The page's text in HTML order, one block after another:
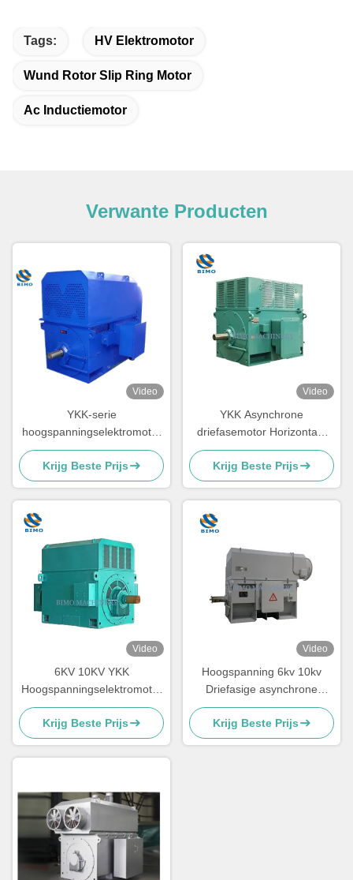
Tags: HV Elektromotor
Wund Rotor Slip Ring Motor
Ac Inductiemotor
Verwante Producten
Video
YKK-serie
hoogspanningselektromotor
6000v 315kw Slip Ring
elektromotor
Krijg Beste Prijs
Video
YKK Asynchrone
driefasemotor Horizontaal
gemonteerde motor 6000V
800KW
Krijg Beste Prijs
Video
6KV 10KV YKK
Hoogspanningselektromotor
220kw-4500kw 3-fase
wisselstroom asynchrone
elektromotor
Krijg Beste Prijs
Video
Hoogspanning 6kv 10kv
Driefasige asynchrone
elektromotor YKK YKS YYR
YRKK YRKS-serie
Krijg Beste Prijs